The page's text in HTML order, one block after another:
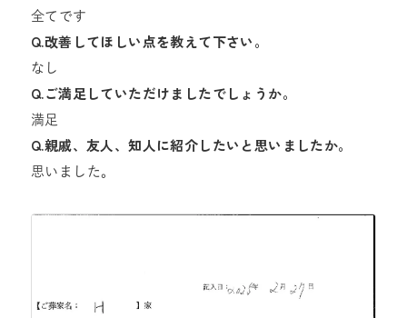
全てです
Q.改善してほしい点を教えて下さい。
なし
Q.ご満足していただけましたでしょうか。
満足
Q.親戚、友人、知人に紹介したいと思いましたか。
思いました。